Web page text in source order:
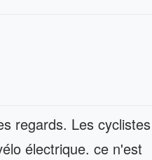
regards. Les cyclistes
électrique. ce n'est